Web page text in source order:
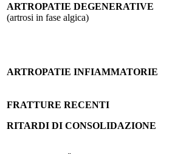
ARTROPATIE DEGENERATIVE
(artrosi in fase algica)
ARTROPATIE INFIAMMATORIE
FRATTURE RECENTI
RITARDI DI CONSOLIDAZIONE